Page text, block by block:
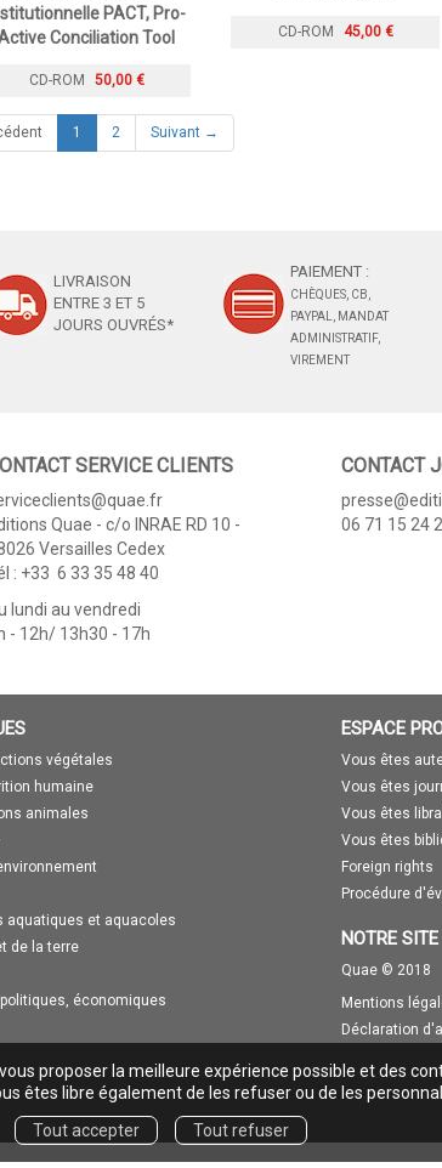
proposer la meilleure expérience possible et des
êtes libre également de les refuser ou de les
Tout accepter Tout refuser
PACT, Pro-
Conciliation Tool
CD-ROM 50,00 €
CD-ROM 45,00 €
1 (current)
2 Suivant →
LIVRAISON
ENTRE 3 ET 5
JOURS OUVRÉS*
PAIEMENT :
CHÈQUES, CB,
PAYPAL, MANDAT
ADMINISTRATIF,
VIREMENT
SERVICE CLIENTS
Quae - c/o INRAE RD 10 -
Versailles Cedex
: +33 6 33 35 48 40
lundi au vendredi
- 12h/ 13h30 - 17h
CONTACT
06 71 15 24
végétales
humaine
animales
aquatiques et aquacoles
de la terre
économiques
ESPACE
Vous êtes
Vous êtes
Vous êtes
Vous êtes
Foreign rights
Procédure
NOTRE SITE
Quae © 2018
Mentions
Déclaration